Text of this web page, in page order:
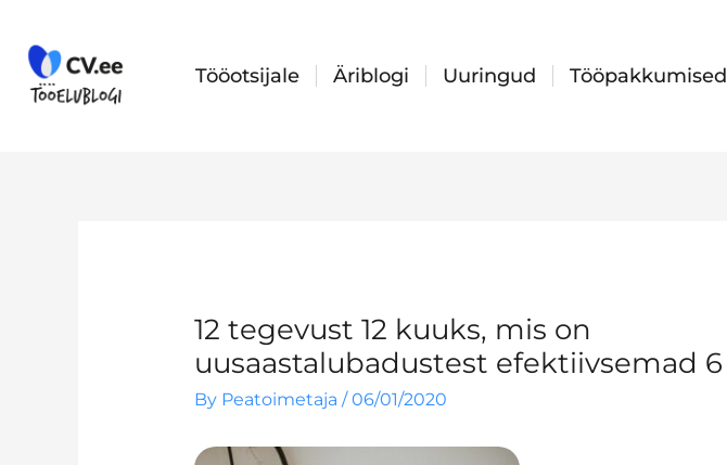
content
Tööotsijale Äriblogi Uuringud Tööpakkumised
12 tegevust 12 kuuks, mis on
uusaastalubadustest efektiivsemad 6
By Peatoimetaja /06/01/2020